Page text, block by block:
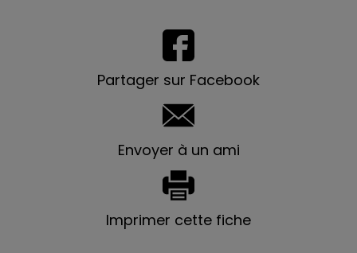
Partager sur Facebook
Envoyer à un ami
Imprimer cette fiche